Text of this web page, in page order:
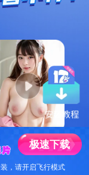
极速下载
，请开启飞行模式